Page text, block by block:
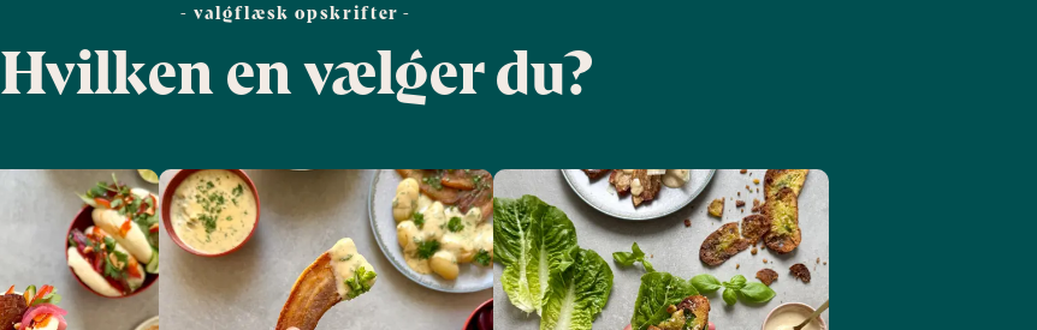
- valgflæsk opskrifter -
Hvilken en vælger du?